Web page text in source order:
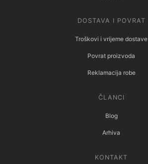
DOSTAVA I POVRAT
Troškovi i vrijeme dostave
Povrat proizvoda
Reklamacija robe
ČLANCI
Blog
Arhiva
KONTAKT